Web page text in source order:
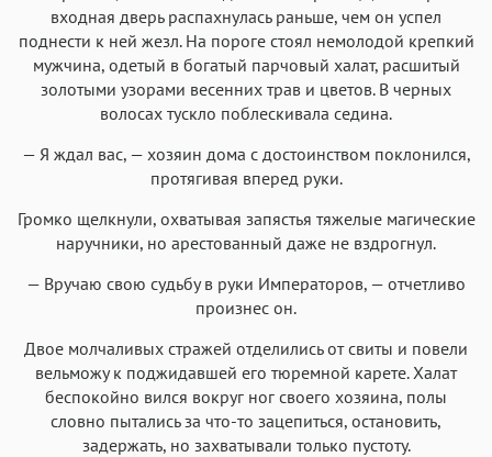
входная дверь распахнулась раньше, чем он успел
поднести к ней жезл. На пороге стоял немолодой крепкий
мужчина, одетый в богатый парчовый халат, расшитый
золотыми узорами весенних трав и цветов. В черных
волосах тускло поблескивала седина.
— Я ждал вас, — хозяин дома с достоинством поклонился,
протягивая вперед руки.
Громко щелкнули, охватывая запястья тяжелые магические
наручники, но арестованный даже не вздрогнул.
— Вручаю свою судьбу в руки Императоров, — отчетливо
произнес он.
Двое молчаливых стражей отделились от свиты и повели
вельможу к поджидавшей его тюремной карете. Халат
беспокойно вился вокруг ног своего хозяина, полы
словно пытались за что-то зацепиться, остановить,
задержать, но захватывали только пустоту.